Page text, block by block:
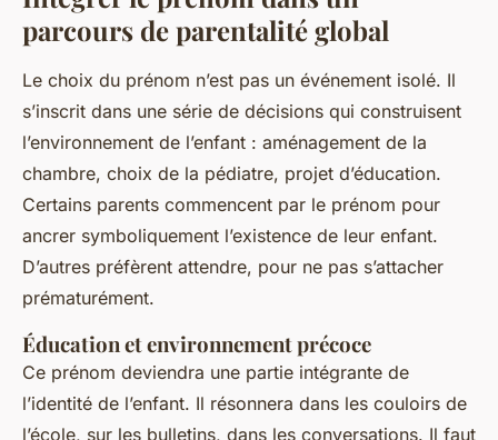
parcours de parentalité global
Le choix du prénom n’est pas un événement isolé. Il
s’inscrit dans une série de décisions qui construisent
l’environnement de l’enfant : aménagement de la
chambre, choix de la pédiatre, projet d’éducation.
Certains parents commencent par le prénom pour
ancrer symboliquement l’existence de leur enfant.
D’autres préfèrent attendre, pour ne pas s’attacher
prématurément.
Éducation et environnement précoce
Ce prénom deviendra une partie intégrante de
l’identité de l’enfant. Il résonnera dans les couloirs de
l’école, sur les bulletins, dans les conversations. Il faut